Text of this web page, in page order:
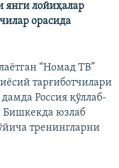
янги лойиҳалар
орасида
“Номад ТВ”
тарғиботчилари
Россия қўллаб-
Бишкекда юзлаб
тренингларни